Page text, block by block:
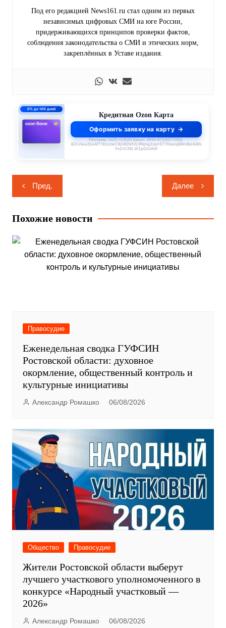
Под его редакцией News161.ru стал одним из первых
независимых цифровых СМИ на юге России,
придерживающихся принципов проверки фактов,
соблюдения законодательства о СМИ и этических норм,
закреплённых в Уставе издания.
0% до 140 дней
Кредитная Ozon Карта
Оформить заявку на карту
Реклама. ООО «ОЗОН Банк». ИНН 9703077050.
ADLVwa2EeAfT1KcczwC8jV6DkfVLRNjng2zan577Kxwsj6Rm8krAAYo
Px2rD39LW2pGxUKiR
Навигация
по
записям
Пред. Далее
Похожие новости
Правосудие
Еженедельная сводка ГУФСИН
Ростовской области: духовное
окормление, общественный контроль и
культурные инициативы
Александр Ромашко 06/08/2026
Общество Правосудие
Жители Ростовской области выберут
лучшего участкового уполномоченного в
конкурсе «Народный участковый —
2026»
Александр Ромашко 06/08/2026